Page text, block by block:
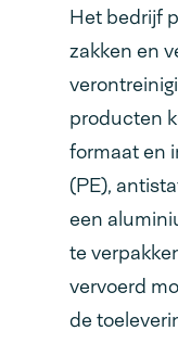
Het bedrijf
zakken en
producten
formaat en
(PE),
een
te
vervoerd
de